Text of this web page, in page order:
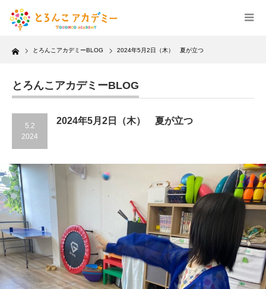
Home とろんこアカデミーBLOG 2024年5月2日（木） 夏が立つ
とろんこアカデミーBLOG
5.2
2024
2024年5月2日（木） 夏が立つ